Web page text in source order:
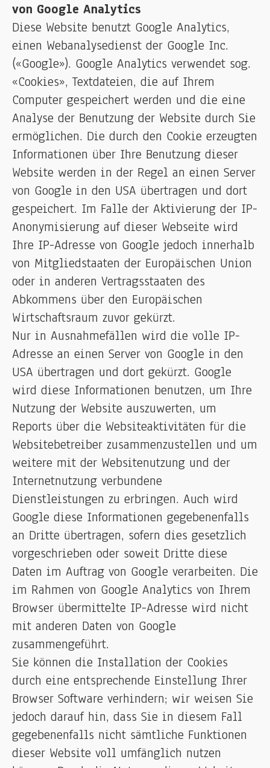
von Google Analytics
Diese Website benutzt Google Analytics,
einen Webanalysedienst der Google Inc.
(«Google»). Google Analytics verwendet sog.
«Cookies», Textdateien, die auf Ihrem
Computer gespeichert werden und die eine
Analyse der Benutzung der Website durch Sie
ermöglichen. Die durch den Cookie erzeugten
Informationen über Ihre Benutzung dieser
Website werden in der Regel an einen Server
von Google in den USA übertragen und dort
gespeichert. Im Falle der Aktivierung der IP-
Anonymisierung auf dieser Webseite wird
Ihre IP-Adresse von Google jedoch innerhalb
von Mitgliedstaaten der Europäischen Union
oder in anderen Vertragsstaaten des
Abkommens über den Europäischen
Wirtschaftsraum zuvor gekürzt.
Nur in Ausnahmefällen wird die volle IP-
Adresse an einen Server von Google in den
USA übertragen und dort gekürzt. Google
wird diese Informationen benutzen, um Ihre
Nutzung der Website auszuwerten, um
Reports über die Websiteaktivitäten für die
Websitebetreiber zusammenzustellen und um
weitere mit der Websitenutzung und der
Internetnutzung verbundene
Dienstleistungen zu erbringen. Auch wird
Google diese Informationen gegebenenfalls
an Dritte übertragen, sofern dies gesetzlich
vorgeschrieben oder soweit Dritte diese
Daten im Auftrag von Google verarbeiten. Die
im Rahmen von Google Analytics von Ihrem
Browser übermittelte IP-Adresse wird nicht
mit anderen Daten von Google
zusammengeführt.
Sie können die Installation der Cookies
durch eine entsprechende Einstellung Ihrer
Browser Software verhindern; wir weisen Sie
jedoch darauf hin, dass Sie in diesem Fall
gegebenenfalls nicht sämtliche Funktionen
dieser Website voll umfänglich nutzen